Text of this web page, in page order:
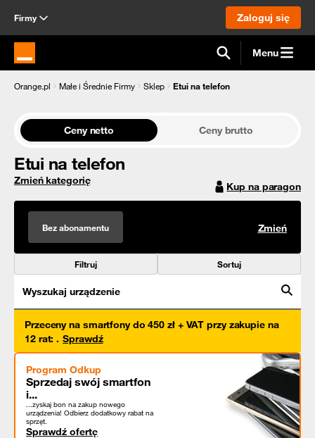
Firmy Zaloguj się
Strona główna Orange.pl Menu
Orange.pl Małe i Średnie Firmy Sklep Etui na telefon
Ceny netto Ceny brutto
Etui na telefon
Zmień kategorię Kup na paragon
Bez abonamentu Zmień
Filtruj Sortuj
Wyszukaj urządzenie
Przeceny na smartfony do 450 zł + VAT przy zakupie na
12 rat: . Sprawdź
Program Odkup
Sprzedaj swój smartfon
i...
...zyskaj bon na zakup nowego
urządzenia! Odbierz dodatkowy rabat na
sprzęt.
Sprawdź ofertę